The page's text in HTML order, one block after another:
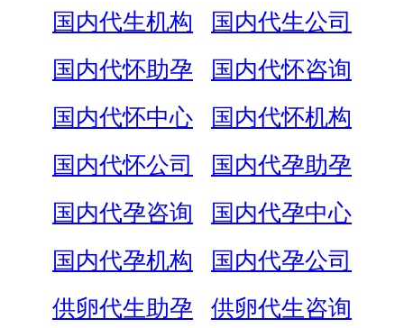
国内代生机构
国内代生公司
国内代怀助孕
国内代怀咨询
国内代怀中心
国内代怀机构
国内代怀公司
国内代孕助孕
国内代孕咨询
国内代孕中心
国内代孕机构
国内代孕公司
供卵代生助孕
供卵代生咨询